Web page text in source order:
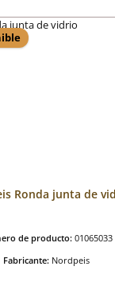
Ronda junta de
de producto: 01065033
Fabricante: Nordpeis